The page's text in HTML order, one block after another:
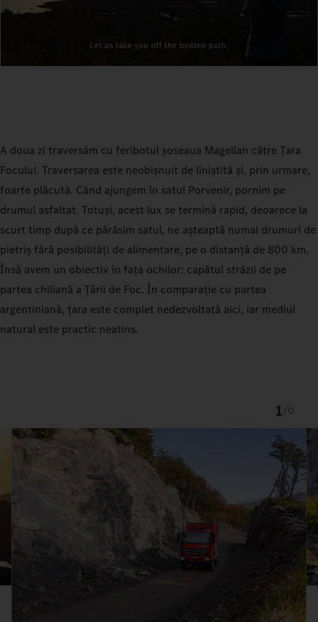
A doua zi traversăm cu feribotul șoseaua Magellan către Țara
Focului. Traversarea este neobișnuit de liniștită și, prin urmare,
foarte plăcută. Când ajungem în satul Porvenir, pornim pe
drumul asfaltat. Totuși, acest lux se termină rapid, deoarece la
scurt timp după ce părăsim satul, ne așteaptă numai drumuri de
pietriș fără posibilități de alimentare, pe o distanță de 800 km.
Însă avem un obiectiv în fața ochilor: capătul străzii de pe
partea chiliană a Țării de Foc. În comparație cu partea
argentiniană, țara este complet nedezvoltată aici, iar mediul
natural este practic neatins.
1